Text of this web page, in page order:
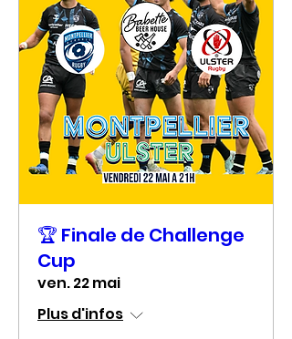
🏆 Finale de Challenge
Cup
ven. 22 mai
Plus d'infos